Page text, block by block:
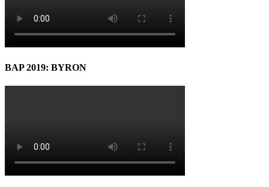
BAP 2019: BYRON